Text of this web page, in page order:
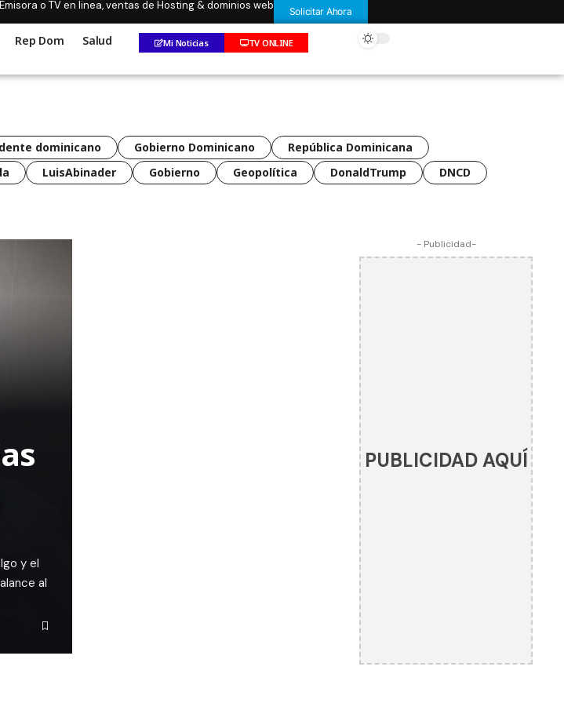
o TV en linea, ventas de Hosting & dominios web Solicitar Ahora
Rep Dom Salud Mi Noticias TV ONLINE
dominicano Gobierno Dominicano
República Dominicana
LuisAbinader Gobierno Geopolítica DonaldTrump
DNCD
y el
al
- Publicidad-
PUBLICIDAD AQUÍ